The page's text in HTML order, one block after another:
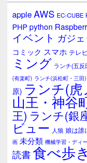
ウ
ィ
ジ
ェ
ア
appleAWS EC-CUBE
PHPpython
イベント ガジェ
コミック スマホ テレ
ミング ランチ(五
(有楽町) ランチ(浜松町・三田)
原) ランチ(
山王・神谷
王) ランチ(銀
ビュー 人狼 娘は誰
画 未分類 機械学習・ディ
読書食べ歩